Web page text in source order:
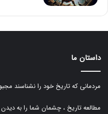
داستان ما
مردمانی که تاریخ خود را نشناسند
مطالعه تاریخ ، چشمان شما را به